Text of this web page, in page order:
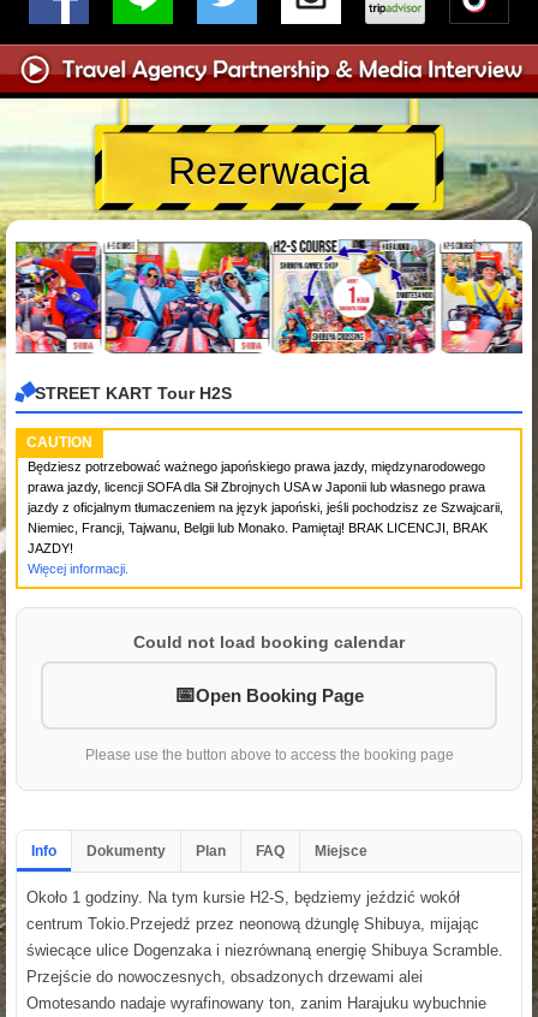
Rezerwacja
STREET KART Tour H2S
CAUTION
Będziesz potrzebować ważnego japońskiego prawa jazdy, międzynarodowego
prawa jazdy, licencji SOFA dla Sił Zbrojnych USA w Japonii lub własnego prawa
jazdy z oficjalnym tłumaczeniem na język japoński, jeśli pochodzisz ze Szwajcarii,
Niemiec, Francji, Tajwanu, Belgii lub Monako. Pamiętaj! BRAK LICENCJI, BRAK
JAZDY!
Więcej informacji.
Could not load booking calendar
Open Booking Page
Please use the button above to access the booking page
Info Dokumenty Plan FAQ Miejsce
Około 1 godziny. Na tym kursie H2-S, będziemy jeździć wokół
centrum Tokio.Przejedź przez neonową dżunglę Shibuya, mijając
świecące ulice Dogenzaka i niezrównaną energię Shibuya Scramble.
Przejście do nowoczesnych, obsadzonych drzewami alei
Omotesando nadaje wyrafinowany ton, zanim Harajuku wybuchnie